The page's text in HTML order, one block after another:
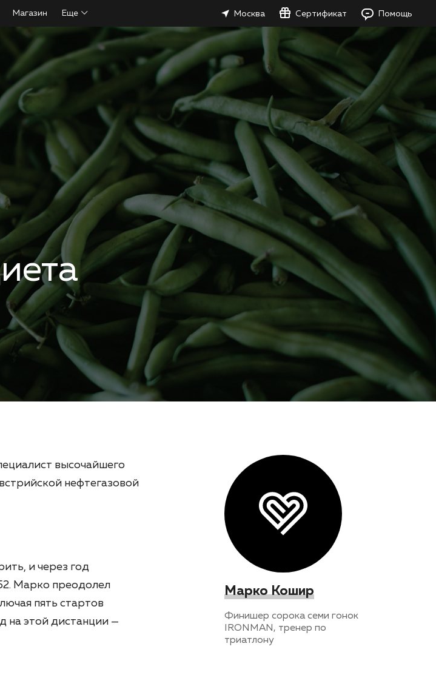
Магазин Еще Москва Сертификат Помощь
высочайшего
нефтегазовой
и через год
Марко преодолел
пять стартов
на этой дистанции —
Марко Кошир
Финишер сорока семи гонок
IRONMAN, тренер по
триатлону